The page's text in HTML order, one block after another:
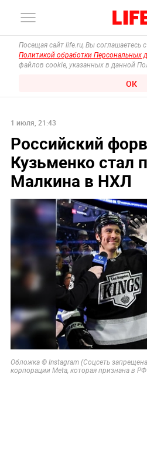
Посещая сайт life.ru, Вы соглашаетесь
Политикой обработки Персональных
файлов cookie, указанных в данной
ОК
1 июля, 21:43
Российский
Кузьменко стал
Малкина в НХЛ
Обложка © Instagram (Соцсеть
корпорации Meta, которая признана в